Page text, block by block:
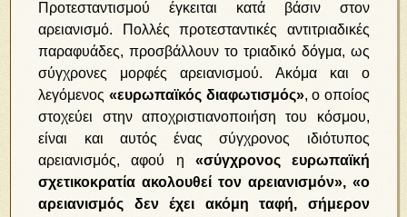
Προτεσταντισμού έγκειται κατά βάσιν στον
αρειανισμό. Πολλές προτεσταντικές αντιτριαδικές
παραφυάδες, προσβάλλουν το τριαδικό δόγμα, ως
σύγχρονες μορφές αρειανισμού. Ακόμα και ο
λεγόμενος «ευρωπαϊκός διαφωτισμός», ο οποίος
στοχεύει στην αποχριστιανοποιήση του κόσμου,
είναι και αυτός ένας σύγχρονος ιδιότυπος
αρειανισμός, αφού η «σύγχρονος ευρωπαϊκή
σχετικοκρατία ακολουθεί τον αρειανισμόν», «ο
αρειανισμός δεν έχει ακόμη ταφή, σήμερον